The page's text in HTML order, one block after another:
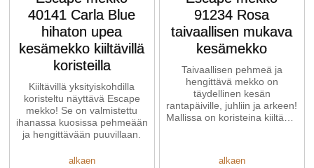
40141 Carla Blue
hihaton upea
kesämekko kiiltävillä
koristeilla
Kiiltävillä yksityiskohdilla
koristeltu näyttävä Escape
mekko! Se on valmistettu
ihanassa kuosissa pehmeään
ja hengittävään puuvillaan.
alkaen
91234 Rosa
taivaallisen mukava
kesämekko
Taivaallisen pehmeä ja
hengittävä mekko on
täydellinen kesän
rantapäiville, juhliin ja arkeen!
Mallissa on koristeina kiiltävät
alkaen